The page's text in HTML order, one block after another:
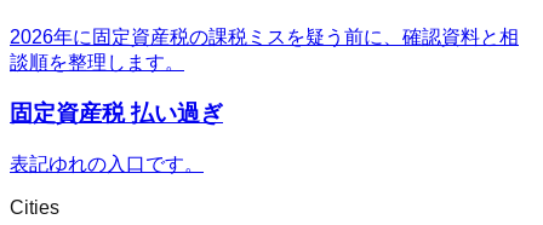
2026年に固定資産税の課税ミスを疑う前に、確認資料と相
談順を整理します。
固定資産税 払い過ぎ
表記ゆれの入口です。
Cities